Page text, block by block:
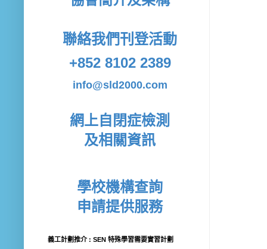
聯絡我們刊登活動
+852 8102 2389
info@sld2000.com
網上自閉症檢測
及相關資訊
學校機構查詢
申請提供服務
義工計劃推介 : SEN 特殊學習需要實習計劃